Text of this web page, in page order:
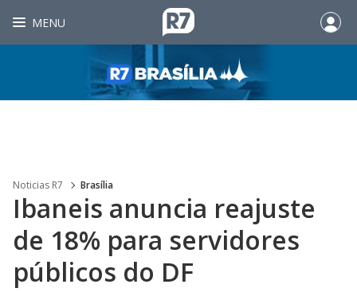
MENU
Noticias R7 Brasília
Ibaneis anuncia reajuste
de 18% para servidores
públicos do DF